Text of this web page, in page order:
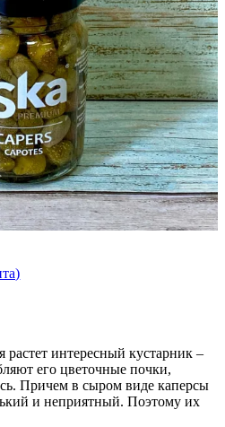
интересный кустарник –
его цветочные почки,
Причем в сыром виде каперсы
и неприятный. Поэтому их